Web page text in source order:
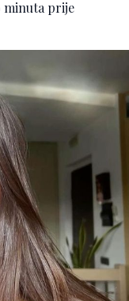
minuta prije